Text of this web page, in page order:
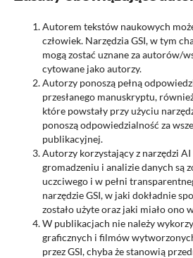
Autorem tekstów naukowych
człowiek. Narzędzia GSI, w tym
mogą zostać uznane za autorów/
cytowane jako autorzy.
Autorzy ponoszą pełną
przesłanego manuskryptu,
które powstały przy użyciu
ponoszą odpowiedzialność za
publikacyjnej.
Autorzy korzystający z narzędzi
gromadzeniu i analizie danych są
uczciwego i w pełni
narzędzie GSI, w jaki dokładnie
zostało użyte oraz jaki miało ono
W publikacjach nie należy
graficznych i filmów
przez GSI, chyba że stanowią